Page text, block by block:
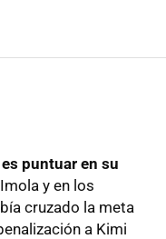
puntuar en su
y en los
cruzado la meta
a Kimi